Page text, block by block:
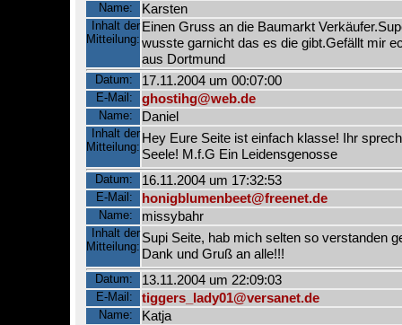
Name: Karsten
Inhalt der
Mitteilung:
Einen Gruss an die Baumarkt
wusste garnicht das es die gibt.Gefällt mir
aus Dortmund
Datum: 17.11.2004 um 00:07:00
E-Mail: ghostihg@web.de
Name: Daniel
Inhalt der
Mitteilung:
Hey Eure Seite ist einfach klasse! Ihr
Seele! M.f.G Ein Leidensgenosse
Datum: 16.11.2004 um 17:32:53
E-Mail: honigblumenbeet@freenet.de
Name: missybahr
Inhalt der
Mitteilung:
Supi Seite, hab mich selten so verstanden
Dank und Gruß an alle!!!
Datum: 13.11.2004 um 22:09:03
E-Mail: tiggers_lady01@versanet.de
Name: Katja